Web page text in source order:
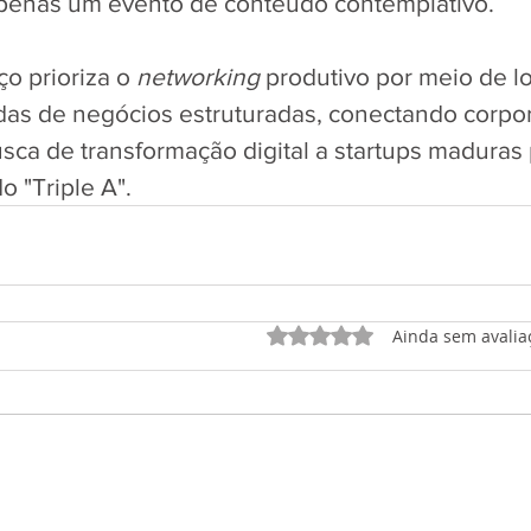
prioriza o networking produtivo por meio de
de negócios estruturadas, conectando
de transformação digital a startups
"Triple A".
Avaliado com 0 de 5
Ainda sem